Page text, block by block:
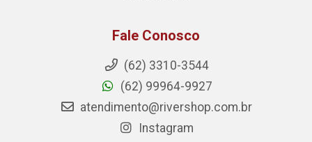
Fale Conosco
(62) 3310-3544
(62) 99964-9927
atendimento@rivershop.com.br
Instagram